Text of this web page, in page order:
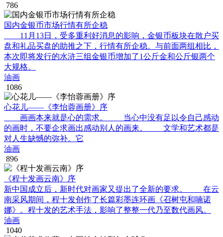
786
国内金银币市场行情有所企稳
11月13日，受多重利好消息的影响，金银币板块在散户买
盘和礼品买盘的助推之下，行情有所企稳。与前面两组相比，
本次即将发行的水浒三组金银币增加了1公斤金和公斤银两个
大规格。
油画
1086
心花儿——《李怡蓉画册》序
画画本来就是心的需求。 当心中没有足以令自己感动
的画时，不要企求画出感动别人的画来。 文学和艺术都是
对人生缺憾的弥补。它
油画
896
《程十发画云南》序
新中国成立后，新时代对画家又提出了全新的要求。 在云
南采风期间，程十发创作了长篇彩墨连环画《召树屯和喃诺
娜》。程十发的艺术手法，影响了整整一代乃至数代画风。
油画
1040